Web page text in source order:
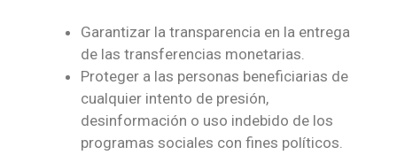
Garantizar la transparencia en la entrega
de las transferencias monetarias.
Proteger a las personas beneficiarias de
cualquier intento de presión,
desinformación o uso indebido de los
programas sociales con fines políticos.